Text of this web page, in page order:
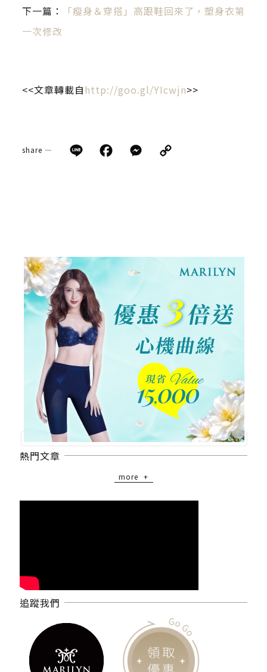
下一篇：
「瘦身＆穿搭」高跟鞋回來了，塑身衣第
一次修改
<<文章轉載自http://goo.gl/YIcwjn>>
share — Line Facebook
Messenger
熱門文章
more
追蹤我們